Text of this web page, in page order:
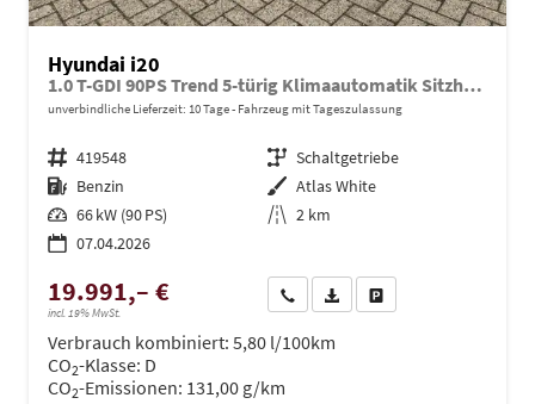
Hyundai i20
1.0 T-GDI 90PS Trend 5-türig Klimaautomatik Sitzheizung Lenkradheizung Rückf.Kamera PDC Apple CarPlay Android Auto Tempomat Touchscreen 16"LM
unverbindliche Lieferzeit: 10 Tage Fahrzeug mit Tageszulassung
Fahrzeugnr. 419548 Getriebe Schaltgetriebe
Kraftstoff Benzin Außenfarbe Atlas White
Leistung 66 kW (90 PS) Kilometerstand 2 km
07.04.2026
19.991,– €
incl. 19% MwSt.
Wir rufen Sie anPDF-Datei, Fahrzeugexposé
Verbrauch kombiniert: 5,80 l/100km
CO2-Klasse: D
CO2-Emissionen: 131,00 g/km